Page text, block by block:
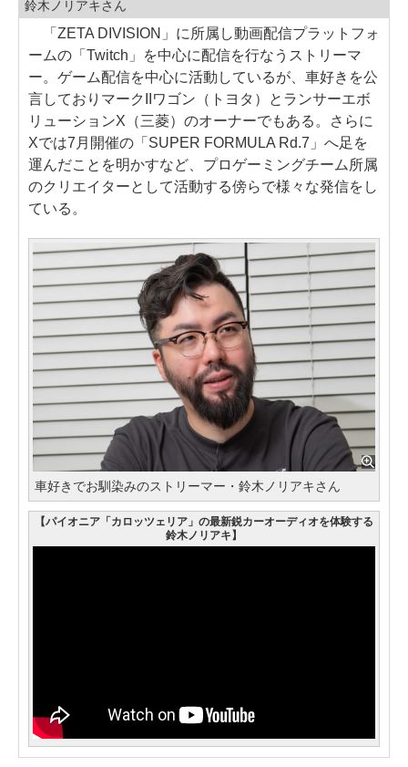
鈴木ノリアキさん
「ZETA DIVISION」に所属し動画配信プラットフォ
ームの「Twitch」を中心に配信を行なうストリーマ
ー。ゲーム配信を中心に活動しているが、車好きを公
言しておりマークIIワゴン（トヨタ）とランサーエボ
リューションX（三菱）のオーナーでもある。さらに
Xでは7月開催の「SUPER FORMULA Rd.7」へ足を
運んだことを明かすなど、プロゲーミングチーム所属
のクリエイターとして活動する傍らで様々な発信をし
ている。
車好きでお馴染みのストリーマー・鈴木ノリアキさん
【パイオニア「カロッツェリア」の最新鋭カーオーディオを体験する
鈴木ノリアキ】